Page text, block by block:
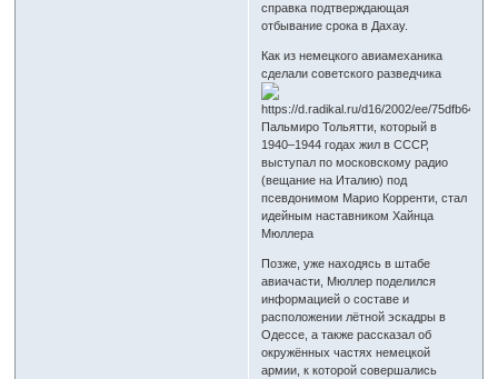
справка подтверждающая
отбывание срока в Дахау.
Как из немецкого авиамеханика
сделали советского разведчика
Пальмиро Тольятти, который в
1940–1944 годах жил в СССР,
выступал по московскому радио
(вещание на Италию) под
псевдонимом Марио Корренти, стал
идейным наставником Хайнца
Мюллера
Позже, уже находясь в штабе
авиачасти, Мюллер поделился
информацией о составе и
расположении лётной эскадры в
Одессе, а также рассказал об
окружённых частях немецкой
армии, к которой совершались